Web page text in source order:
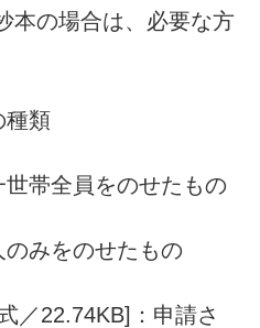
本の場合は、必要な方
種類
帯全員をのせたもの
みをのせたもの
／22.74KB]：申請さ